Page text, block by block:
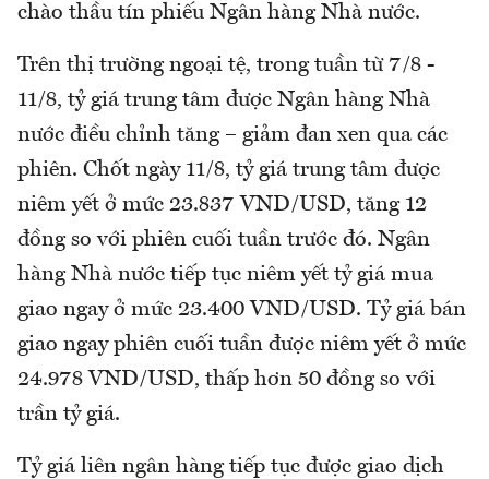
chào thầu tín phiếu Ngân hàng Nhà nước.
Trên thị trường ngoại tệ, trong tuần từ 7/8 -
11/8, tỷ giá trung tâm được Ngân hàng Nhà
nước điều chỉnh tăng – giảm đan xen qua các
phiên. Chốt ngày 11/8, tỷ giá trung tâm được
niêm yết ở mức 23.837 VND/USD, tăng 12
đồng so với phiên cuối tuần trước đó. Ngân
hàng Nhà nước tiếp tục niêm yết tỷ giá mua
giao ngay ở mức 23.400 VND/USD. Tỷ giá bán
giao ngay phiên cuối tuần được niêm yết ở mức
24.978 VND/USD, thấp hơn 50 đồng so với
trần tỷ giá.
Tỷ giá liên ngân hàng tiếp tục được giao dịch